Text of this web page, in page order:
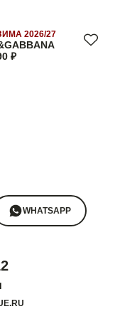
2026/27
₽
WHATSAPP